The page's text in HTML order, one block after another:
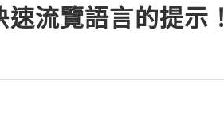
流覽語言的提示！